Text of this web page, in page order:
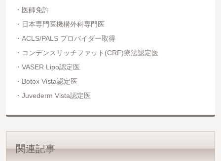
医師免許
日本専門医機構外科専門医
ACLS/PALS プロバイダー取得
コンデンスリッチファット(CRF)療法認定医
VASER Lipo認定医
Botox Vista認定医
Juvederm Vista認定医
関連記事